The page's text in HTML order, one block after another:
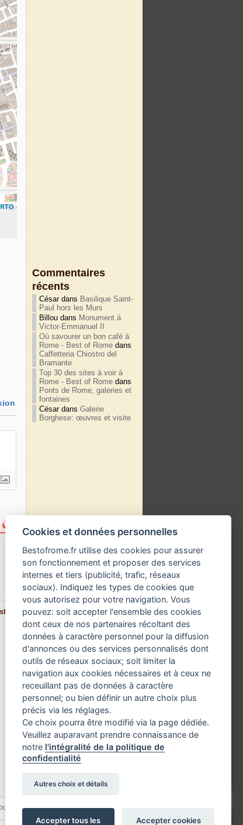
Commentaires
récents
Césardans Basilique Saint-
Paul hors les Murs
Billou dans Monument à
Victor-Emmanuel II
Où savourer un bon café à
Rome - Best of Rome dans
Caffetteria Chiostro del
Bramante
Top 30 des sites à voir à
Rome - Best of Rome dans
Ponts de Rome, galeries et
fontaines
Césardans Galerie
Borghese: œuvres et visite
informations et confidentialité
Cookies et données personnelles
Bestofrome.fr utilise des cookies pour assurer
son fonctionnement et proposer des services
internes et tiers (publicité, trafic, réseaux
sociaux). Indiquez les types de cookies que
vous autorisez pour votre navigation. Vous
pouvez: soit accepter l'ensemble des cookies
dont ceux de nos partenaires récoltant des
données à caractère personnel pour la diffusion
d'annonces ou des services personnalisés dont
outils de réseaux sociaux; soit limiter la
navigation aux cookies nécessaires et à ceux ne
receuillant pas de données à caractère
personnel; ou bien définir un autre choix plus
précis via les réglages.
Ce choix pourra être modifié via la page dédiée.
Veuillez auparavant prendre connaissance de
notre l'intégralité de la politique de
confidentialité
Autres choix et détails
Accepter tous les
Accepter cookies